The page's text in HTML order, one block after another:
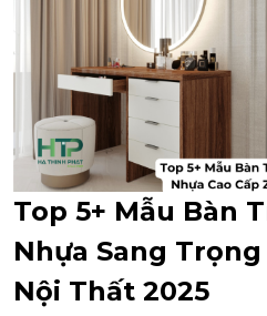
Top 5+ Mẫu Bàn
Nhựa Sang Trọng
Nội Thất 2025